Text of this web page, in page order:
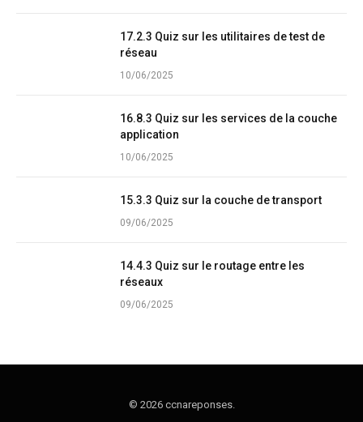
17.2.3 Quiz sur les utilitaires de test de
réseau
10/06/2025
16.8.3 Quiz sur les services de la couche
application
10/06/2025
15.3.3 Quiz sur la couche de transport
09/06/2025
14.4.3 Quiz sur le routage entre les
réseaux
09/06/2025
© 2026 ccnareponses.